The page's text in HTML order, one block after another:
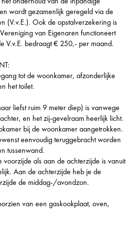
wordt gezamenlijk geregeld via de
(V.v.E.). Ook de opstalverzekering is
van Eigenaren functioneert
V.v.E. bedraagt € 250,- per maand.
tot de woonkamer, afzonderlijke
het toilet.
liefst ruim 9 meter diep) is vanwege
en het zij-gevelraam heerlijk licht.
bij de woonkamer aangetrokken.
eenvoudig teruggebracht worden
tussenwand.
als aan de achterzijde is vanuit
Aan de achterzijde heb je de
de middag-/avondzon.
van een gaskookplaat, oven,